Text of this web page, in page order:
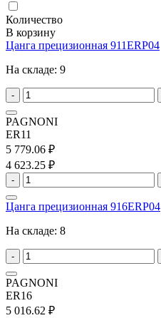
Количество
В корзину
Цанга прецизионная 911ERP04
На складе: 9
-
PAGNONI
ER11
5 779.06 ₽
4 623.25 ₽
-
Цанга прецизионная 916ERP04
На складе: 8
-
PAGNONI
ER16
5 016.62 ₽